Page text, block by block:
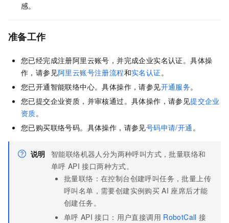
感。
准备工作
您已经完成注册阿里云账号，并完成企业实名认证。具体操
作，请参见阿里云账号注册流程和实名认证。
您已开通智能联络中心。具体操作，请参见开通服务。
您已提交企业资质，并审核通过。具体操作，请参见提交企业
资质。
您已购买联络号码。具体操作，请参见号码申请/开通 。
说明
智能联络机器人分为两种呼叫方式，批量联络和
单呼 API 接口两种方式。
批量联络：在控制台创建呼叫任务，批量上传
呼叫名单，需要创建实例购买 AI 座席后才能
创建任务。
单呼 API 接口：用户直接调用 RobotCall 接